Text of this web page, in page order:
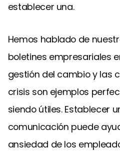
establecer una.
Hemos hablado de
boletines empresariales
gestión del cambio y las
crisis son ejemplos
siendo útiles. Establecer
comunicación puede
ansiedad de los